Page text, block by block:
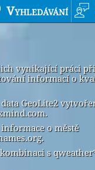
Vyhledávání
vynikající práci při
informací o
GeoLite2
o městě
s